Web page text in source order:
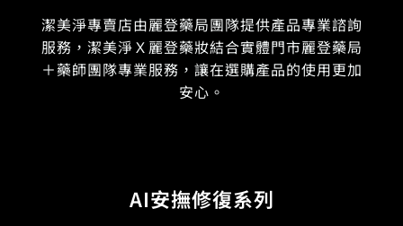
潔美淨專賣店由麗登藥局團隊提供產品專業諮詢
服務，潔美淨Ｘ麗登藥妝結合實體門市麗登藥局
＋藥師團隊專業服務，讓在選購產品的使用更加
安心。
AI安撫修復系列